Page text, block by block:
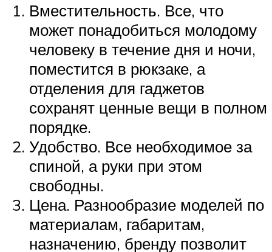
Вместительность. Все, что
может понадобиться молодому
человеку в течение дня и ночи,
поместится в рюкзаке, а
отделения для гаджетов
сохранят ценные вещи в полном
порядке.
Удобство. Все необходимое за
спиной, а руки при этом
свободны.
Цена. Разнообразие моделей по
материалам, габаритам,
назначению, бренду позволит